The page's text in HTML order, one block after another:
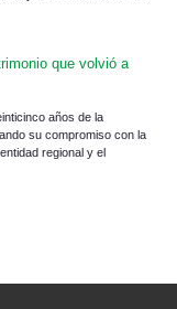
que volvió a
años de la
su compromiso con la
regional y el